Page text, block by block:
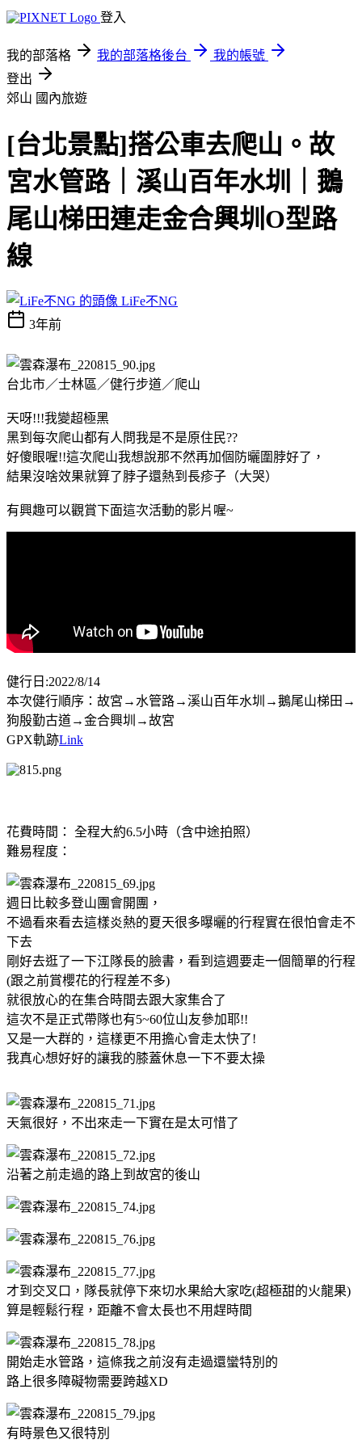
登入
我的部落格 我的部落格後台
我的帳號
登出
郊山 國內旅遊
[台北景點]搭公車去爬山。故
宮水管路｜溪山百年水圳｜鵝
尾山梯田連走金合興圳O型路
線
LiFe不NG
3年前
台北市／士林區／健行步道／爬山
天呀!!!我變超極黑
黑到每次爬山都有人問我是不是原住民??
好傻眼喔!!這次爬山我想說那不然再加個防曬圍脖好了，
結果沒啥效果就算了脖子還熱到長疹子（大哭）
有興趣可以觀賞下面這次活動的影片喔~
健行日:2022/8/14
本次健行順序：故宮→水管路→溪山百年水圳→鵝尾山梯田→
狗殷勤古道→金合興圳→故宮
GPX軌跡Link
花費時間： 全程大約6.5小時（含中途拍照）
難易程度：
週日比較多登山團會開團，
不過看來看去這樣炎熱的夏天很多曝曬的行程實在很怕會走不
下去
剛好去逛了一下江隊長的臉書，看到這週要走一個簡單的行程
(跟之前賞櫻花的行程差不多)
就很放心的在集合時間去跟大家集合了
這次不是正式帶隊也有5~60位山友參加耶!!
又是一大群的，這樣更不用擔心會走太快了!
我真心想好好的讓我的膝蓋休息一下不要太操
天氣很好，不出來走一下實在是太可惜了
沿著之前走過的路上到故宮的後山
才到交叉口，隊長就停下來切水果給大家吃(超極甜的火龍果)
算是輕鬆行程，距離不會太長也不用趕時間
開始走水管路，這條我之前沒有走過還蠻特別的
路上很多障礙物需要跨越XD
有時景色又很特別